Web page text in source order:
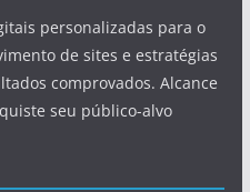
personalizadas para o
de sites e estratégias
comprovados. Alcance
seu público-alvo